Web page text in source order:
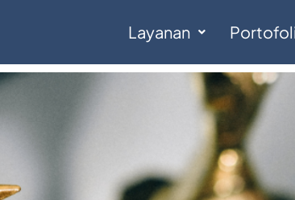
Layanan